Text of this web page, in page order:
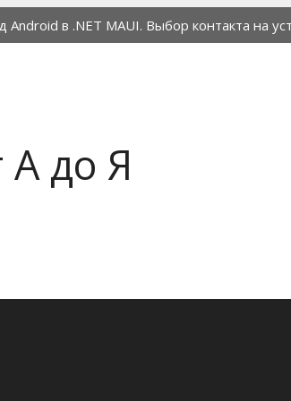
Android в .NET MAUI. Выбор контакта на
А до Я